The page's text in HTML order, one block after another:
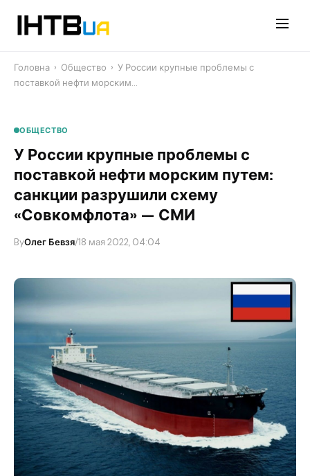
Головна › Общество › У России крупные проблемы с
поставкой нефти морским…
ОБЩЕСТВО
У России крупные проблемы с
поставкой нефти морским путем:
санкции разрушили схему
«Совкомфлота» — СМИ
ByОлег Бевзя/18 мая 2022, 04:04